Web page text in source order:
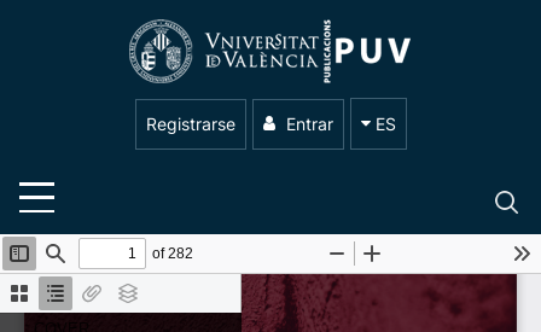
Registrarse Entrar ES